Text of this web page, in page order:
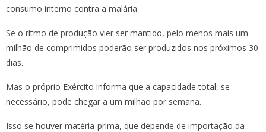
consumo interno contra a malária.
Se o ritmo de produção vier ser mantido, pelo menos mais um
milhão de comprimidos poderão ser produzidos nos próximos 30
dias.
Mas o próprio Exército informa que a capacidade total, se
necessário, pode chegar a um milhão por semana.
Isso se houver matéria-prima, que depende de importação da